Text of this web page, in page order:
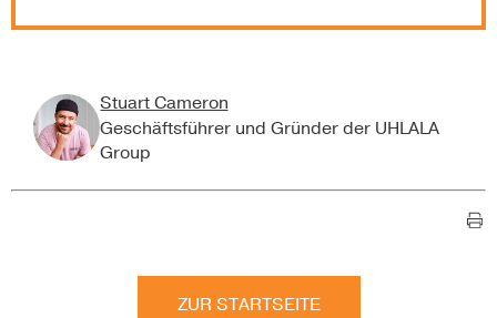
Stuart Cameron
Geschäftsführer und Gründer der UHLALA
Group
ZUR STARTSEITE